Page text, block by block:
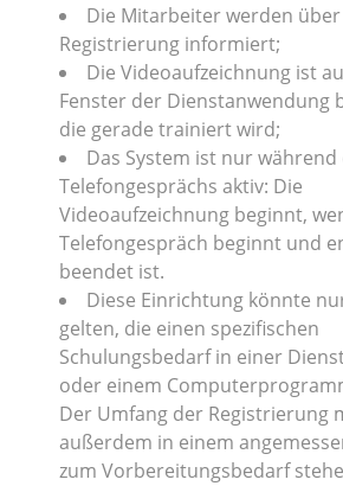
Die Mitarbeiter werden über
Registrierung informiert;
Die Videoaufzeichnung ist
Fenster der Dienstanwendung
die gerade trainiert wird;
Das System ist nur während
Telefongesprächs aktiv: Die
Videoaufzeichnung beginnt,
Telefongespräch beginnt und
beendet ist.
Diese Einrichtung könnte
gelten, die einen spezifischen
Schulungsbedarf in einer
oder einem
Der Umfang der Registrierung
außerdem in einem
zum Vorbereitungsbedarf